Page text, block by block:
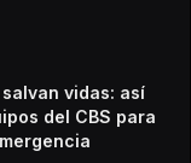
vidas: así
del CBS para